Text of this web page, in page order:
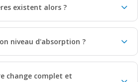
existent alors ?
niveau d'absorption ?
change complet et